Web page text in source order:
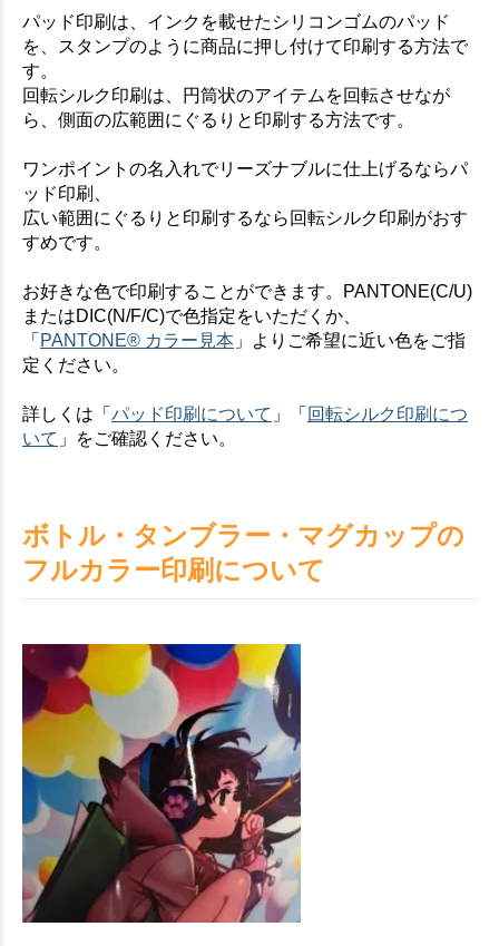
お買い物を続ける カートへ進む
パッド印刷は、インクを載せたシリコンゴムのパッド
を、スタンプのように商品に押し付けて印刷する方法で
す。
回転シルク印刷は、円筒状のアイテムを回転させなが
ら、側面の広範囲にぐるりと印刷する方法です。
ワンポイントの名入れでリーズナブルに仕上げるならパ
ッド印刷、
広い範囲にぐるりと印刷するなら回転シルク印刷がおす
すめです。
お好きな色で印刷することができます。PANTONE(C/U)
またはDIC(N/F/C)で色指定をいただくか、
「 PANTONE® カラー見本 」よりご希望に近い色をご指
定ください。
詳しくは「 パッド印刷について 」「 回転シルク印刷につ
いて 」をご確認ください。
ボトル・タンブラー・マグカップの
フルカラー印刷について